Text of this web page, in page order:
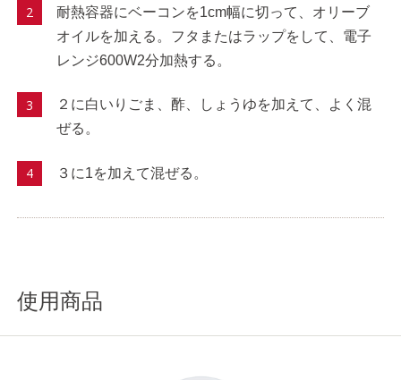
耐熱容器にベーコンを1cm幅に切って、オリーブ
オイルを加える。フタまたはラップをして、電子
レンジ600W2分加熱する。
２に白いりごま、酢、しょうゆを加えて、よく混
ぜる。
３に1を加えて混ぜる。
使用商品